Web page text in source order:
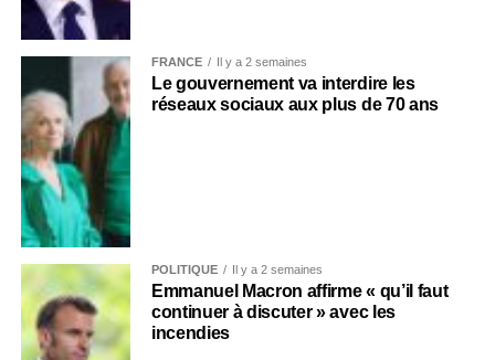
FRANCE Il y a 2 semaines
Le gouvernement va interdire les
réseaux sociaux aux plus de 70 ans
POLITIQUE Il y a 2 semaines
Emmanuel Macron affirme « qu’il faut
continuer à discuter » avec les
incendies